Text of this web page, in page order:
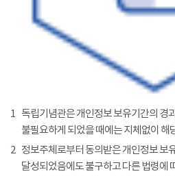
1 독립기념관은 개인정보 보유기간의 경
불필요하게 되었을 때에는 지체없이 해
2 정보주체로부터 동의받은 개인정보 보
달성되었음에도 불구하고 다른 법령에